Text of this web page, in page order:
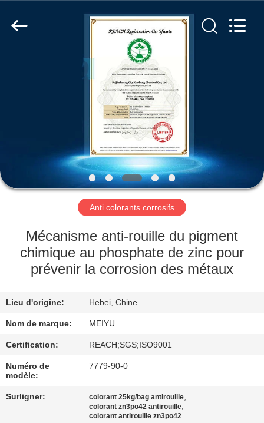
VIDÉOS
PROPOS
DE
NOUS
VISITE
DE
L'USINE
CONTRÔLE
DE
Rights
Anti colorants corrosifs
Mécanisme anti-rouille du pigment
chimique au phosphate de zinc pour
prévenir la corrosion des métaux
Lieu d'origine: Hebei, Chine
Nom de marque: MEIYU
Certification: REACH;SGS;ISO9001
Numéro de
modèle:
7779-90-0
Surligner: colorant 25kg/bag antirouille,
colorant zn3po42 antirouille,
colorant antirouille zn3po42